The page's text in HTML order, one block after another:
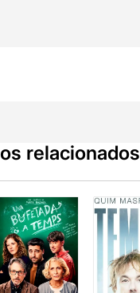
relacionados